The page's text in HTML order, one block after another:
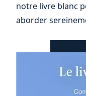
notre livre blanc
aborder